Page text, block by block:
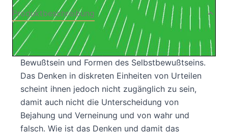
Produktbeschreibung
Tiere haben erstaunliche kognitive Fähigkeiten,
ein diesen Fähigkeiten entsprechendes
Bewußtsein und Formen des Selbstbewußtseins.
Das Denken in diskreten Einheiten von Urteilen
scheint ihnen jedoch nicht zugänglich zu sein,
damit auch nicht die Unterscheidung von
Bejahung und Verneinung und von wahr und
falsch. Wie ist das Denken und damit das